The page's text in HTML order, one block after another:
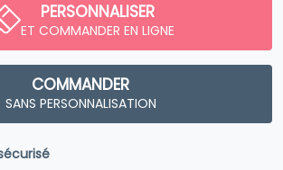
PERSONNALISER
ET COMMANDER EN LIGNE
COMMANDER
SANS PERSONNALISATION